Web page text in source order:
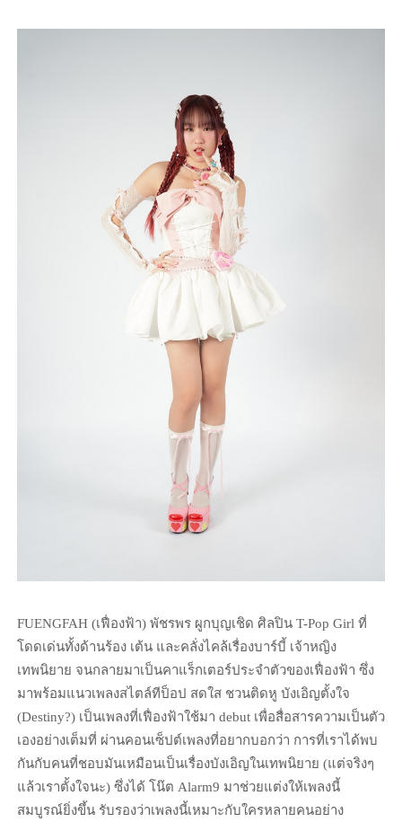
FUENGFAH (เฟื่องฟ้า) พัชรพร ผูกบุญเชิด ศิลปิน T-Pop Girl ที่
โดดเด่นทั้งด้านร้อง เต้น และคลั่งไคล้เรื่องบาร์บี้ เจ้าหญิง
เทพนิยาย จนกลายมาเป็นคาแร็กเตอร์ประจำตัวของเฟื่องฟ้า ซึ่ง
มาพร้อมแนวเพลงสไตล์ทีป็อป สดใส ชวนติดหู บังเอิญตั้งใจ
(Destiny?) เป็นเพลงที่เฟื่องฟ้าใช้มา debut เพื่อสื่อสารความเป็นตัว
เองอย่างเต็มที่ ผ่านคอนเซ็ปต์เพลงที่อยากบอกว่า การที่เราได้พบ
กันกับคนที่ชอบมันเหมือนเป็นเรื่องบังเอิญในเทพนิยาย (แต่จริงๆ
แล้วเราตั้งใจนะ) ซึ่งได้ โน๊ต Alarm9 มาช่วยแต่งให้เพลงนี้
สมบูรณ์ยิ่งขึ้น รับรองว่าเพลงนี้เหมาะกับใครหลายคนอย่าง